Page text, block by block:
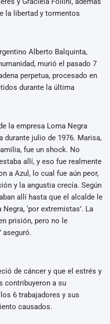
la libertad y tormentos
Alberto Balquinta,
murió el pasado 7
perpetua, procesado en
durante la última
la empresa Loma Negra
durante julio de 1976. Marisa,
fue un shock. No
allí, y eso fue realmente
a Azul, lo cual fue aún peor,
y la angustia crecía. Según
allí hasta que el alcalde le
‘por extremistas’. La
prisión, pero no le
aseguró.
de cáncer y que el estrés y
contribuyeron a su
6 trabajadores y sus
causados.